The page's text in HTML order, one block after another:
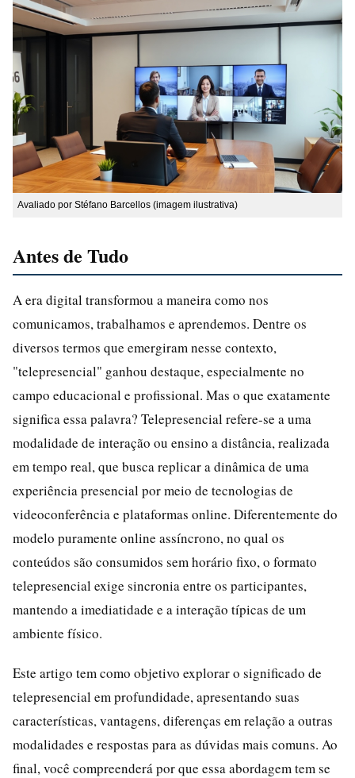
Avaliado por Stéfano Barcellos (imagem ilustrativa)
Antes de Tudo
A era digital transformou a maneira como nos
comunicamos, trabalhamos e aprendemos. Dentre os
diversos termos que emergiram nesse contexto,
"telepresencial" ganhou destaque, especialmente no
campo educacional e profissional. Mas o que exatamente
significa essa palavra? Telepresencial refere-se a uma
modalidade de interação ou ensino a distância, realizada
em tempo real, que busca replicar a dinâmica de uma
experiência presencial por meio de tecnologias de
videoconferência e plataformas online. Diferentemente do
modelo puramente online assíncrono, no qual os
conteúdos são consumidos sem horário fixo, o formato
telepresencial exige sincronia entre os participantes,
mantendo a imediatidade e a interação típicas de um
ambiente físico.
Este artigo tem como objetivo explorar o significado de
telepresencial em profundidade, apresentando suas
características, vantagens, diferenças em relação a outras
modalidades e respostas para as dúvidas mais comuns. Ao
final, você compreenderá por que essa abordagem tem se